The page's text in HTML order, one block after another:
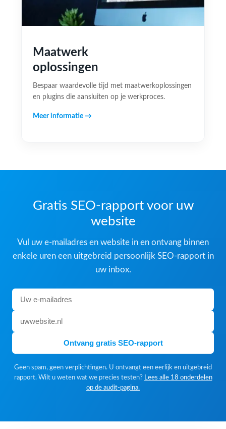
Maatwerk
oplossingen
Bespaar waardevolle tijd met maatwerkoplossingen
en plugins die aansluiten op je werkproces.
Meer informatie →
Gratis SEO-rapport voor uw
website
Vul uw e-mailadres en website in en ontvang binnen
enkele uren een uitgebreid persoonlijk SEO-rapport in
uw inbox.
Ontvang gratis SEO-rapport
Geen spam, geen verplichtingen. U ontvangt een eerlijk en uitgebreid
rapport. Wilt u weten wat we precies testen? Lees alle 18 onderdelen
op de audit-pagina.